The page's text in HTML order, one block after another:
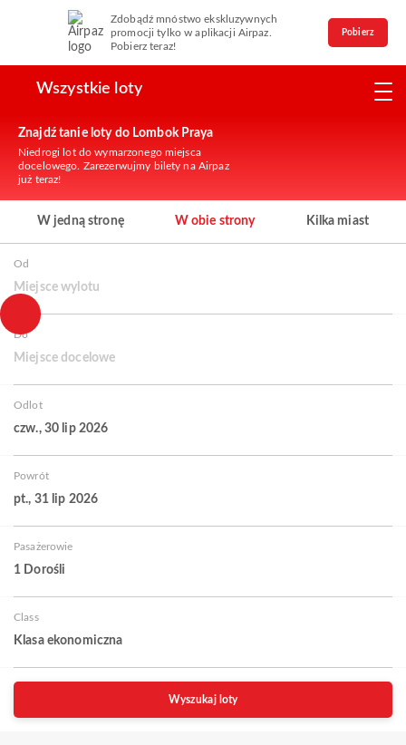
Zdobądź mnóstwo ekskluzywnych
promocji tylko w aplikacji Airpaz.
Pobierz teraz!
Pobierz
Wszystkie loty
Znajdź tanie loty do Lombok Praya
Niedrogi lot do wymarzonego miejsca
docelowego. Zarezerwujmy bilety na Airpaz
już teraz!
W jedną stronę W obie strony Kilka miast
Od
Miejsce wylotu
Do
Miejsce docelowe
Odlot
czw., 30 lip 2026
Powrót
pt., 31 lip 2026
Pasażerowie
1 Dorośli
Class
Klasa ekonomiczna
Wyszukaj loty